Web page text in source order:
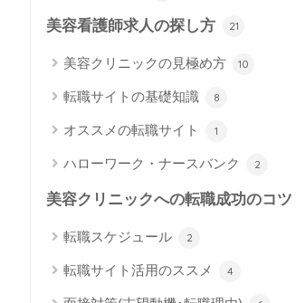
美容看護師求人の探し方 21
美容クリニックの見極め方 10
転職サイトの基礎知識 8
オススメの転職サイト 1
ハローワーク・ナースバンク 2
美容クリニックへの転職成功のコツ
転職スケジュール 2
転職サイト活用のススメ 4